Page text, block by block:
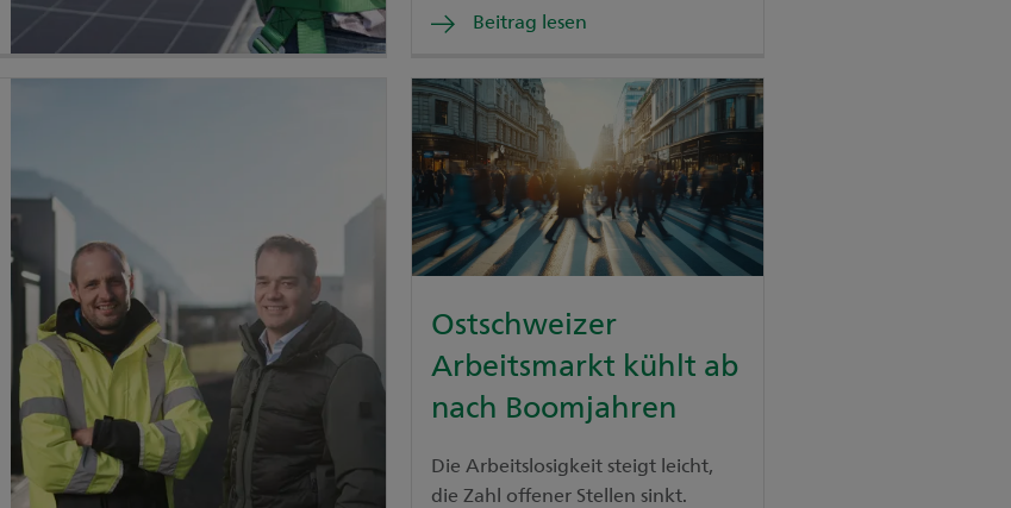
optimistisch nach vorne.
Beitrag lesen
Ostschweizer
Arbeitsmarkt kühlt ab
nach Boomjahren
Die Arbeitslosigkeit steigt leicht,
die Zahl offener Stellen sinkt.